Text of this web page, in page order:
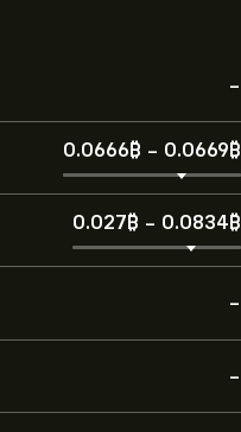
-
0.0666‎₿‎ - 0.0669‎₿‎
0.027‎₿‎ - 0.0834‎₿‎
-
-